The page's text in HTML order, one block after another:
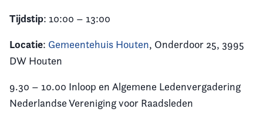
Contact
Tijdstip: 10:00 – 13:00
Locatie: Gemeentehuis Houten, Onderdoor 25, 3995
DW Houten
9.30 – 10.00 Inloop en Algemene Ledenvergadering
Nederlandse Vereniging voor Raadsleden